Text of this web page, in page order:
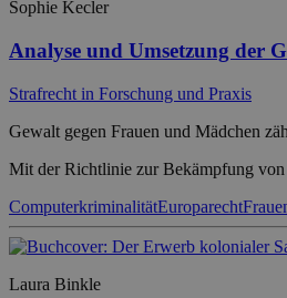
Sophie Kecler
Analyse und Umsetzung der
Strafrecht in Forschung und Praxis
Gewalt gegen Frauen und Mädchen
Mit der Richtlinie zur Bekämpfung
ComputerkriminalitätEuroparecht
Laura Binkle